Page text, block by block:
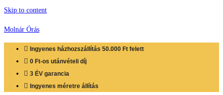
Skip to content
Molnár Órás
Ingyenes házhozszállítás 50.000 Ft felett
0 Ft-os utánvételi díj
3 ÉV garancia
Ingyenes méretre állítás